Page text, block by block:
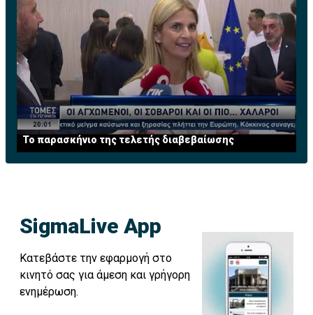
Το παρασκήνιο της τελετής διαβεβαίωσης
SigmaLive App
Κατεβάστε την εφαρμογή στο
κινητό σας για άμεση και γρήγορη
ενημέρωση.